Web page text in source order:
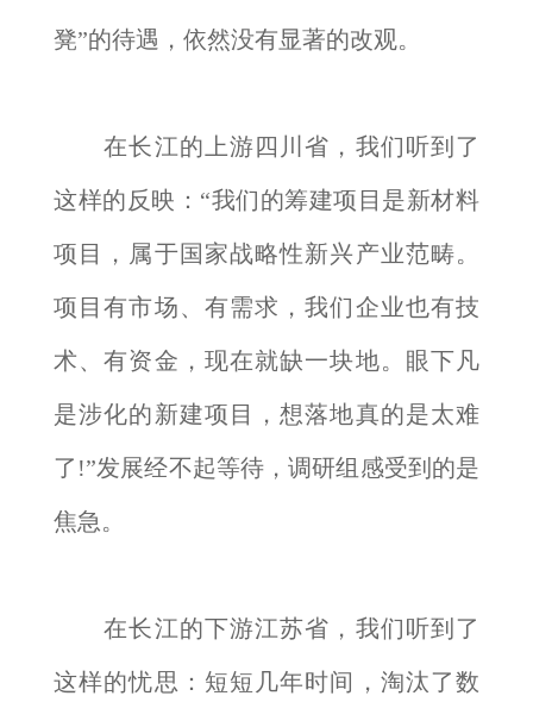
凳”的待遇，依然没有显著的改观。
在长江的上游四川省，我们听到了
这样的反映：“我们的筹建项目是新材料
项目，属于国家战略性新兴产业范畴。
项目有市场、有需求，我们企业也有技
术、有资金，现在就缺一块地。眼下凡
是涉化的新建项目，想落地真的是太难
了!”发展经不起等待，调研组感受到的是
焦急。
在长江的下游江苏省，我们听到了
这样的忧思：短短几年时间，淘汰了数